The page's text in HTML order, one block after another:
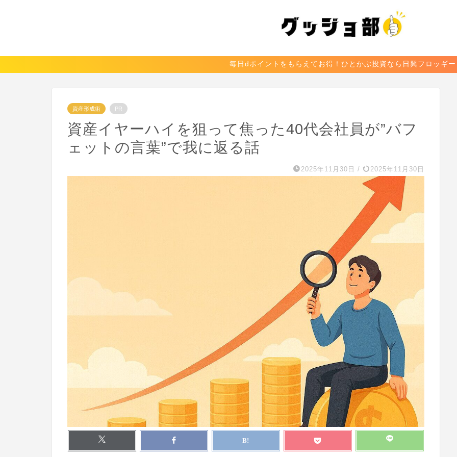
毎日dポイントをもらえてお得！ひとかぶ投資なら日興フロッギー
資産形成術 PR
資産イヤーハイを狙って焦った40代会社員が”バフ
ェットの言葉”で我に返る話
2025年11月30日 / 2025年11月30日